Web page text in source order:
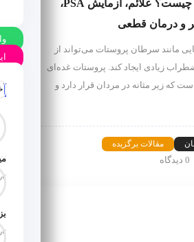
سرطان پروستات چیست؟ علائم، آزمایش PSA،
و درمان قطعی
مانند سرطان پروستات می‌تواند از
زیادی ایجاد کند. پروستات غده‌ای
که زیر مثانه در مردان قرار دارد و
مقالات برگزیده
0 دیدگاه